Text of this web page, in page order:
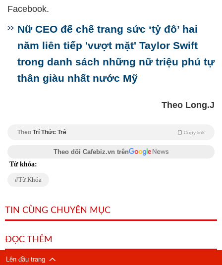
Facebook.
Nữ CEO đế chế trang sức ‘tỷ đô’ hai
năm liên tiếp 'vượt mặt' Taylor Swift
trong danh sách những nữ triệu phú tự
thân giàu nhất nước Mỹ
Theo Long.J
Theo Trí Thức Trẻ Copy link
Theo dõi Cafebiz.vn trên
Từ khóa:
Từ Khóa
TIN CÙNG CHUYÊN MỤC
ĐỌC THÊM
Lên đầu trang